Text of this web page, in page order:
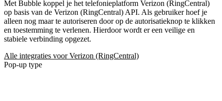
Met Bubble koppel je het telefonieplatform Verizon (RingCentral)
op basis van de Verizon (RingCentral) API. Als gebruiker hoef je
alleen nog maar te autoriseren door op de autorisatieknop te klikken
en toestemming te verlenen. Hierdoor wordt er een veilige en
stabiele verbinding opgezet.
Alle integraties voor Verizon (RingCentral)
Pop-up type